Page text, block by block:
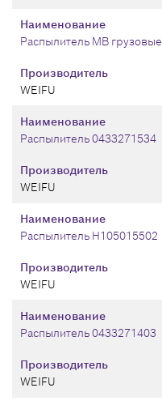
Производитель
WEIFU
Наименование
Распылитель MB грузовые
Производитель
WEIFU
Наименование
Распылитель 0433271534
Производитель
WEIFU
Наименование
Распылитель H105015502
Производитель
WEIFU
Наименование
Распылитель 0433271403